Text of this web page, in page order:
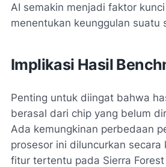
AI semakin menjadi faktor
menentukan keunggulan suatu
Implikasi Hasil
Penting untuk diingat bahwa
berasal dari chip yang belum
Ada kemungkinan perbedaan
prosesor ini diluncurkan secara
fitur tertentu pada Sierra